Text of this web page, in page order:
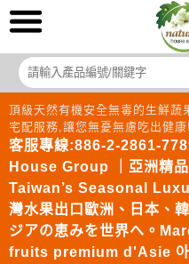
頂級天然有機安全無毒的生鮮
宅配服務,讓您無憂無慮吃出
客服專線:886-2-2861-
House Group ｜亞洲精
Taiwan’s Seasonal
灣水果出口歐洲、日本、
ジアの恵みを世界へ。
fruits premium d'Asie 아